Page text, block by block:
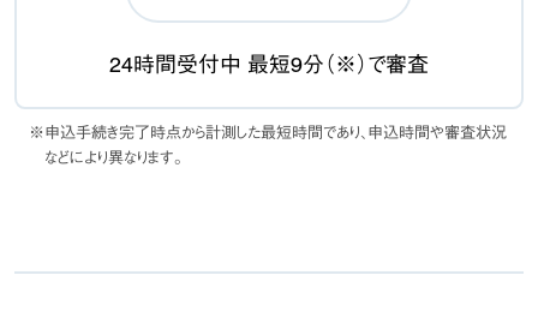
24時間受付中 最短9分（※）で審査
※申込手続き完了時点から計測した最短時間であり、申込時間や審査状況
などにより異なります。